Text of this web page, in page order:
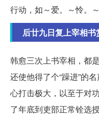
行动，如～爱。～怜。～
后廿九日复上宰相书
韩愈三次上书宰相，都
还使他得了个“躁进”的
心打击极大，以至于对
了年底到吏部正常铨选